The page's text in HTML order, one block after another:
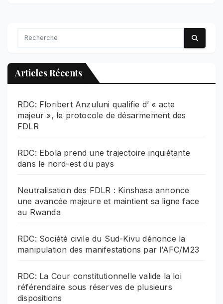
Articles Récents
RDC: Floribert Anzuluni qualifie d’ « acte
majeur », le protocole de désarmement des
FDLR
RDC: Ebola prend une trajectoire inquiétante
dans le nord-est du pays
Neutralisation des FDLR : Kinshasa annonce
une avancée majeure et maintient sa ligne face
au Rwanda
RDC: Société civile du Sud-Kivu dénonce la
manipulation des manifestations par l’AFC/M23
RDC: La Cour constitutionnelle valide la loi
référendaire sous réserves de plusieurs
dispositions